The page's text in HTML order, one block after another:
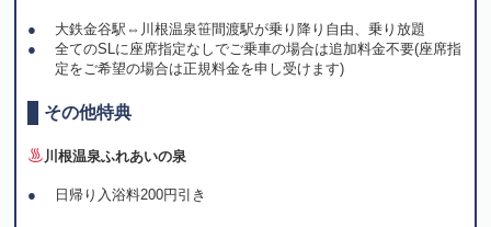
大鉄金谷駅⇔川根温泉笹間渡駅が乗り降り自由、乗り放題
全てのSLに座席指定なしでご乗車の場合は追加料金不要(座席指
定をご希望の場合は正規料金を申し受けます)
その他特典
川根温泉ふれあいの泉
日帰り入浴料200円引き